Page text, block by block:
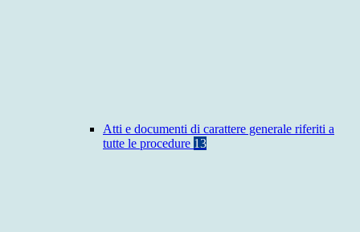
Atti e documenti di carattere generale riferiti a
tutte le procedure 13